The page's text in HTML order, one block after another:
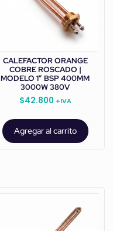
CALEFACTOR ORANGE
COBRE ROSCADO |
MODELO 1” BSP 400MM
3000W 380V
$42.800 +IVA
Agregar al carrito